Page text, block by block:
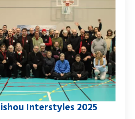
Interstyles 2025